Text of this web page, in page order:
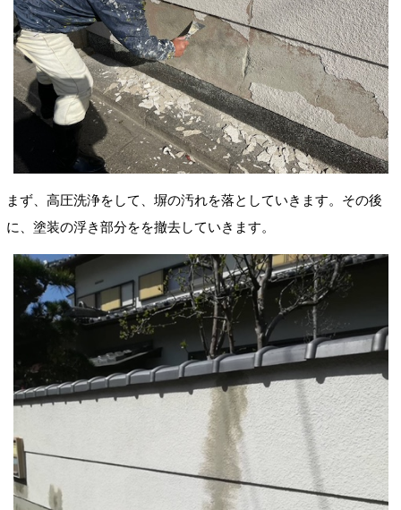
まず、高圧洗浄をして、塀の汚れを落としていきます。その後
に、塗装の浮き部分をを撤去していきます。